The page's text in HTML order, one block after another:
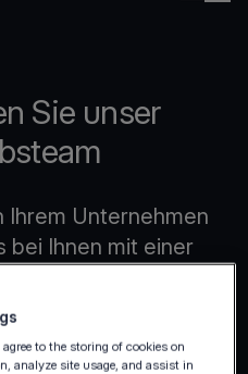
Sie unser
Ihrem Unternehmen
bei Ihnen mit einer
entspricht.
to the storing of cookies on
analyze site usage, and assist in